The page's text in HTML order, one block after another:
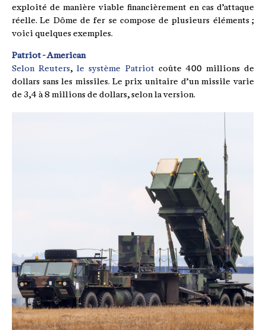
exploité de manière viable financièrement en cas d’attaque
réelle. Le Dôme de fer se compose de plusieurs éléments ;
voici quelques exemples.
Patriot - American
Selon Reuters,le système Patriot coûte 400 millions de
dollars sans les missiles. Le prix unitaire d’un missile varie
de 3,4 à 8 millions de dollars, selon la version.